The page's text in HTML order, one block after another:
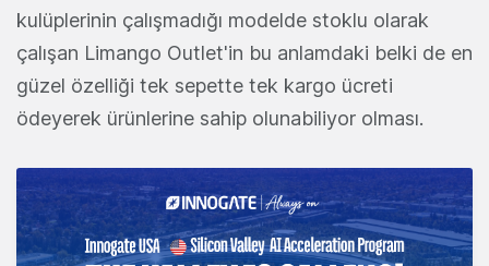
kulüplerinin çalışmadığı modelde stoklu olarak
çalışan Limango Outlet'in bu anlamdaki belki de en
güzel özelliği tek sepette tek kargo ücreti
ödeyerek ürünlerine sahip olunabiliyor olması.